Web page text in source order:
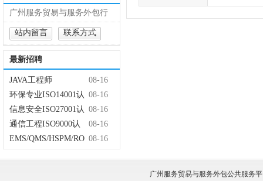
广州服务贸易与服务外包行
业协会
站内留言 联系方式
最新招聘
JAVA工程师
08-16
环保专业ISO14001认
证
08-16
信息安全ISO27001认
证/ISO20000认证
08-16
通信工程ISO9000认
证
08-16
EMS/QMS/HSPM/RO 08-16
广州服务贸易与服务外包公共服务平